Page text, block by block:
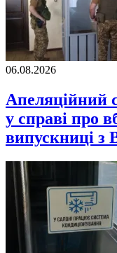
06.08.2026
Апеляційний
у справі про
випускниці з